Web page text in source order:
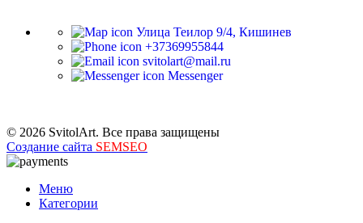
Улица Теилор 9/4, Кишинев
+37369955844
svitolart@mail.ru
Messenger
© 2026 SvitolArt. Все права защищены
Создание сайта SEMSEO
Меню
Категории